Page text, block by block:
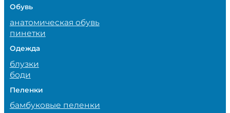
Обувь
анатомическая обувь
пинетки
Одежда
блузки
боди
Пеленки
бамбуковые пеленки